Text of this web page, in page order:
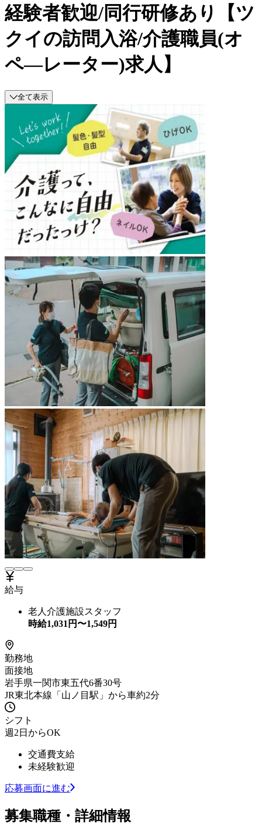
経験者歓迎/同行研修あり【ツ
クイの訪問入浴/介護職員(オ
ペ―レーター)求人】
全て表示
給与
老人介護施設スタッフ
時給1,031 円〜1,549円
勤務地
面接地
岩手県一関市東五代6番30号
JR東北本線「山ノ目駅」から車約2分
シフト
週2日からOK
交通費支給
未経験歓迎
応募画面に進む
募集職種・詳細情報